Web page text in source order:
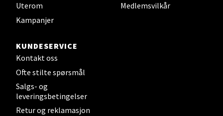
Uterom
Kampanjer
Medlemsvilkår
KUNDESERVICE
Kontakt oss
Ofte stilte spørsmål
Salgs- og
leveringsbetingelser
Retur og reklamasjon
Steinkjer - Thon Senter Steinkjer
Åpent i dag 10-18
0 i butikk